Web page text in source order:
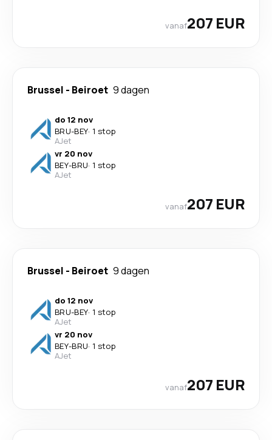
vanaf207 EUR
Brussel - Beiroet 9 dagen
do 12 nov
BRU-BEY· 1 stop
AJet
vr 20 nov
BEY-BRU· 1 stop
AJet
vanaf207 EUR
Brussel - Beiroet 9 dagen
do 12 nov
BRU-BEY· 1 stop
AJet
vr 20 nov
BEY-BRU· 1 stop
AJet
vanaf207 EUR